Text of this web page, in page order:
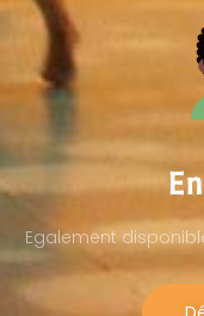
Egalement